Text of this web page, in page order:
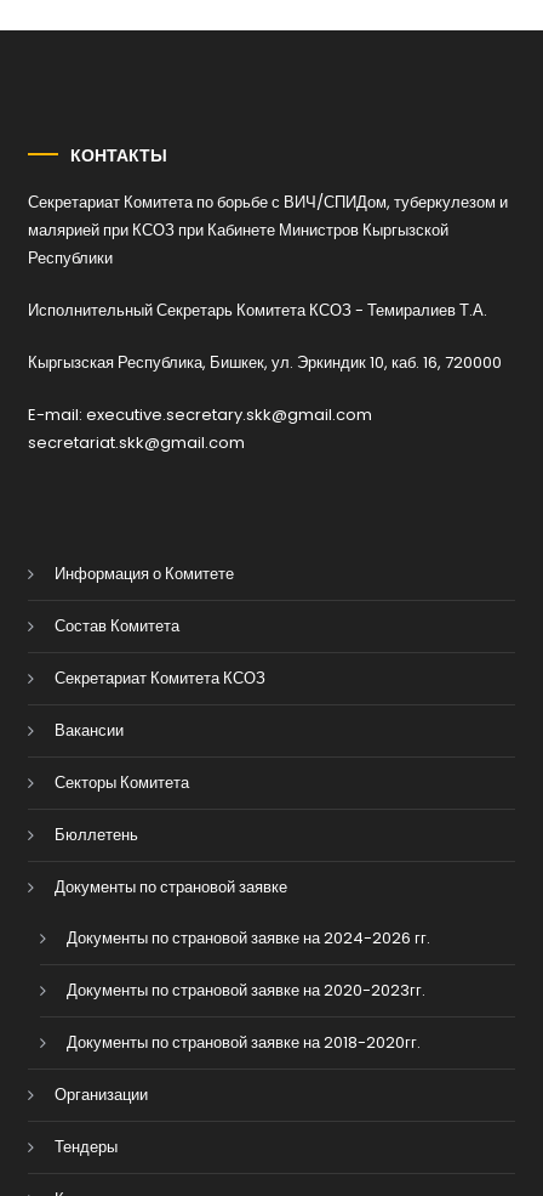
КОНТАКТЫ
Секретариат Комитета по борьбе с ВИЧ/СПИДом, туберкулезом и
малярией при КСОЗ при Кабинете Министров Кыргызской
Республики
Исполнительный Секретарь Комитета КСОЗ - Темиралиев Т.А.
Кыргызская Республика, Бишкек, ул. Эркиндик 10, каб. 16, 720000
E-mail: executive.secretary.skk@gmail.com
secretariat.skk@gmail.com
Информация о Комитете
Состав Комитета
Секретариат Комитета КСОЗ
Вакансии
Секторы Комитета
Бюллетень
Документы по страновой заявке
Документы по страновой заявке на 2024-2026 гг.
Документы по страновой заявке на 2020-2023гг.
Документы по страновой заявке на 2018-2020гг.
Организации
Тендеры